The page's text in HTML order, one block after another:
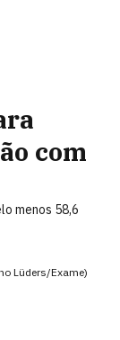
com
menos 58,6
Lüders/Exame)